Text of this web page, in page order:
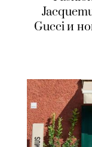
Gucci и